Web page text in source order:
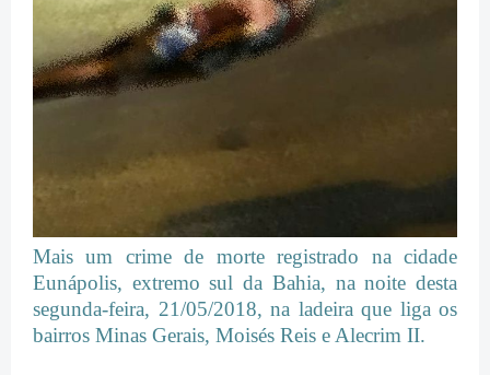
Mais um crime de morte registrado na cidade
Eunápolis, extremo sul da Bahia, na noite desta
segunda-feira, 21/05/2018, na ladeira que liga os
bairros Minas Gerais, Moisés Reis e Alecrim II.